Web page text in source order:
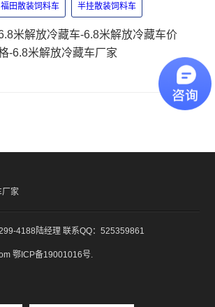
福田散装饲料车 半挂散装饲料车
米解放冷藏车-6.8米解放冷藏车价
-6.8米解放冷藏车厂家
厂家
4188陆经理 联系QQ：525359861
鄂ICP备19001016号.